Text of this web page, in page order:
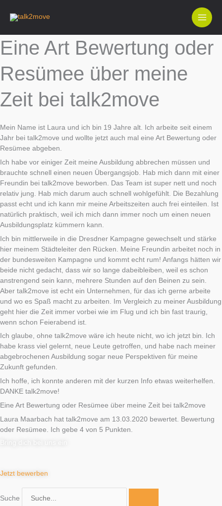
Inhalt
Eine Art Bewertung oder
Resümee über meine
Zeit bei talk2move
Mein Name ist Laura und ich bin 19 Jahre alt. Ich arbeite seit einem
Jahr bei talk2move und wollte jetzt auch mal eine Art Bewertung oder
Resümee abgeben.
Ich habe vor einiger Zeit meine Ausbildung abbrechen müssen und
brauchte schnell einen neuen Übergangsjob. Hab mich dann mit einer
Freundin bei talk2move beworben. Das Team ist super nett und noch
relativ jung. Hab mich darum auch schnell wohlgefühlt. Die Bezahlung
passt echt und ich kann mir meine Arbeitszeiten auch frei einteilen. Ist
natürlich praktisch, weil ich mich dann immer noch um einen neuen
Ausbildungsplatz kümmern kann.
Ich bin mittlerweile in die Dresdner Kampagne gewechselt und stärke
hier meinem Städteleiter den Rücken. Meine Freundin arbeitet noch in
der bundesweiten Kampagne und kommt echt rum! Anfangs hätten wir
beide nicht gedacht, dass wir so lange dabeibleiben, weil es schon
anstrengend sein kann, mehrere Stunden auf den Beinen zu sein.
Aber talk2move ist echt ein Unternehmen, für das ich gerne arbeite
und wo es Spaß macht zu arbeiten. Im Vergleich zu meiner Ausbildung
geht hier die Zeit immer vorbei wie im Flug und ich bin fast traurig,
wenn schon Feierabend ist.
Ich glaube, ohne talk2move wäre ich heute nicht, wo ich jetzt bin. Ich
habe krass viel gelernt, neue Leute getroffen, und habe nach meiner
abgebrochenen Ausbildung sogar neue Perspektiven für meine
Zukunft gefunden.
Ich hoffe, ich konnte anderen mit der kurzen Info etwas weiterhelfen.
DANKE talk2move!
Eine Art Bewertung oder Resümee über meine Zeit bei talk2move
Laura Maarbach hat talk2move am 13.03.2020 bewertet. Bewertung
oder Resümee. Ich gebe 4 von 5 Punkten.
Jetzt bewerben
Suche